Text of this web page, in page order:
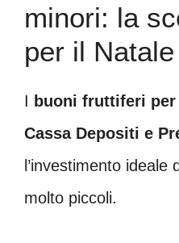
minori: la
per il Natale
I buoni fruttiferi
Cassa Depositi e
l’investimento ideale
molto piccoli.